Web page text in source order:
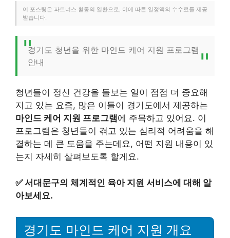
이 포스팅은 파트너스 활동의 일환으로, 이에 따른 일정액의 수수료를 제공
받습니다.
경기도 청년을 위한 마인드 케어 지원 프로그램
안내
청년들이 정신 건강을 돌보는 일이 점점 더 중요해
지고 있는 요즘, 많은 이들이 경기도에서 제공하는
마인드 케어 지원 프로그램에 주목하고 있어요. 이
프로그램은 청년들이 겪고 있는 심리적 어려움을 해
결하는 데 큰 도움을 주는데요, 어떤 지원 내용이 있
는지 자세히 살펴보도록 할게요.
✅서대문구의 체계적인 육아 지원 서비스에 대해 알
아보세요.
경기도 마인드 케어 지원 개요